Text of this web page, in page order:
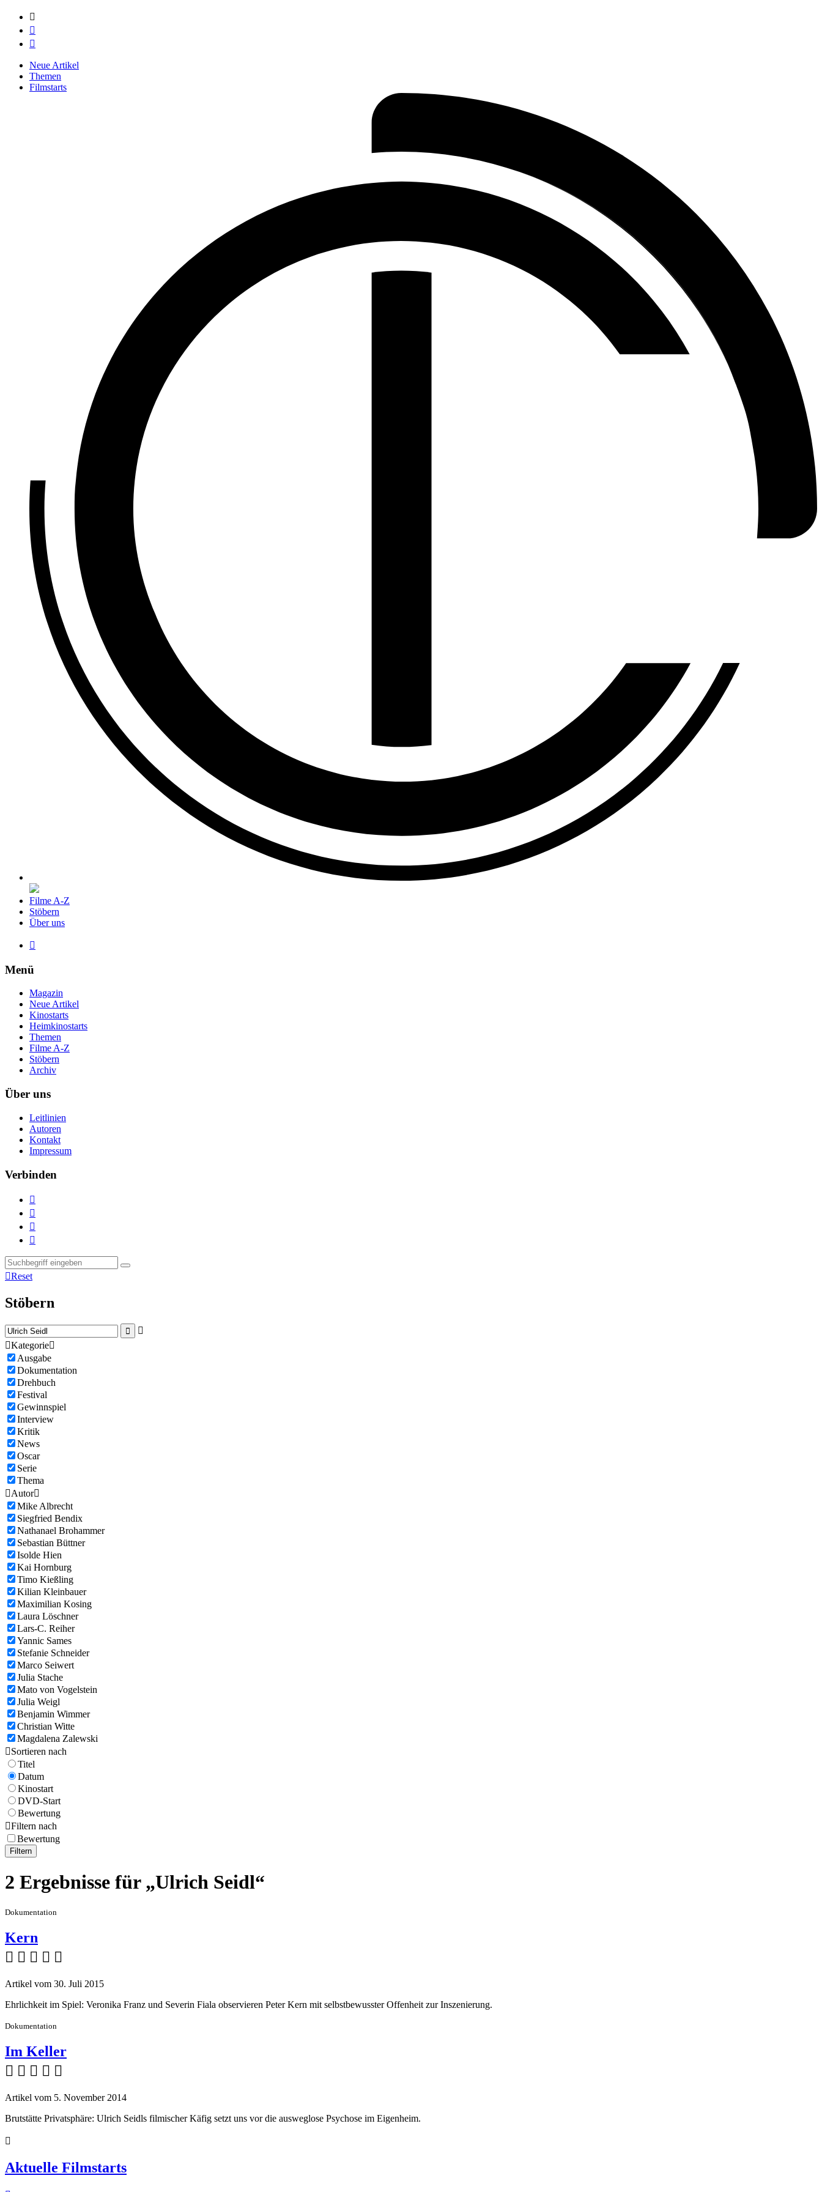



Neue Artikel
Themen
Filmstarts
Filme A-Z
Stöbern
Über uns

Menü
Magazin
Neue Artikel
Kinostarts
Heimkinostarts
Themen
Filme A-Z
Stöbern
Archiv
Über uns
Leitlinien
Autoren
Kontakt
Impressum
Verbinden




Reset
Stöbern


Kategorie
Ausgabe
Dokumentation
Drehbuch
Festival
Gewinnspiel
Interview
Kritik
News
Oscar
Serie
Thema
Autor
Mike Albrecht
Siegfried Bendix
Nathanael Brohammer
Sebastian Büttner
Isolde Hien
Kai Hornburg
Timo Kießling
Kilian Kleinbauer
Maximilian Kosing
Laura Löschner
Lars-C. Reiher
Yannic Sames
Stefanie Schneider
Marco Seiwert
Julia Stache
Mato von Vogelstein
Julia Weigl
Benjamin Wimmer
Christian Witte
Magdalena Zalewski
Sortieren nach
Titel
Datum
Kinostart
DVD-Start
Bewertung
Filtern nach
Bewertung
Filtern
2 Ergebnisse für „Ulrich Seidl“
Dokumentation
Kern
    
Artikel vom 30. Juli 2015
Ehrlichkeit im Spiel: Veronika Franz und Severin Fiala observieren Peter Kern mit selbstbewusster Offenheit zur Inszenierung.
Dokumentation
Im Keller
    
Artikel vom 5. November 2014
Brutstätte Privatsphäre: Ulrich Seidls filmischer Käfig setzt uns vor die ausweglose Psychose im Eigenheim.

Aktuelle Filmstarts